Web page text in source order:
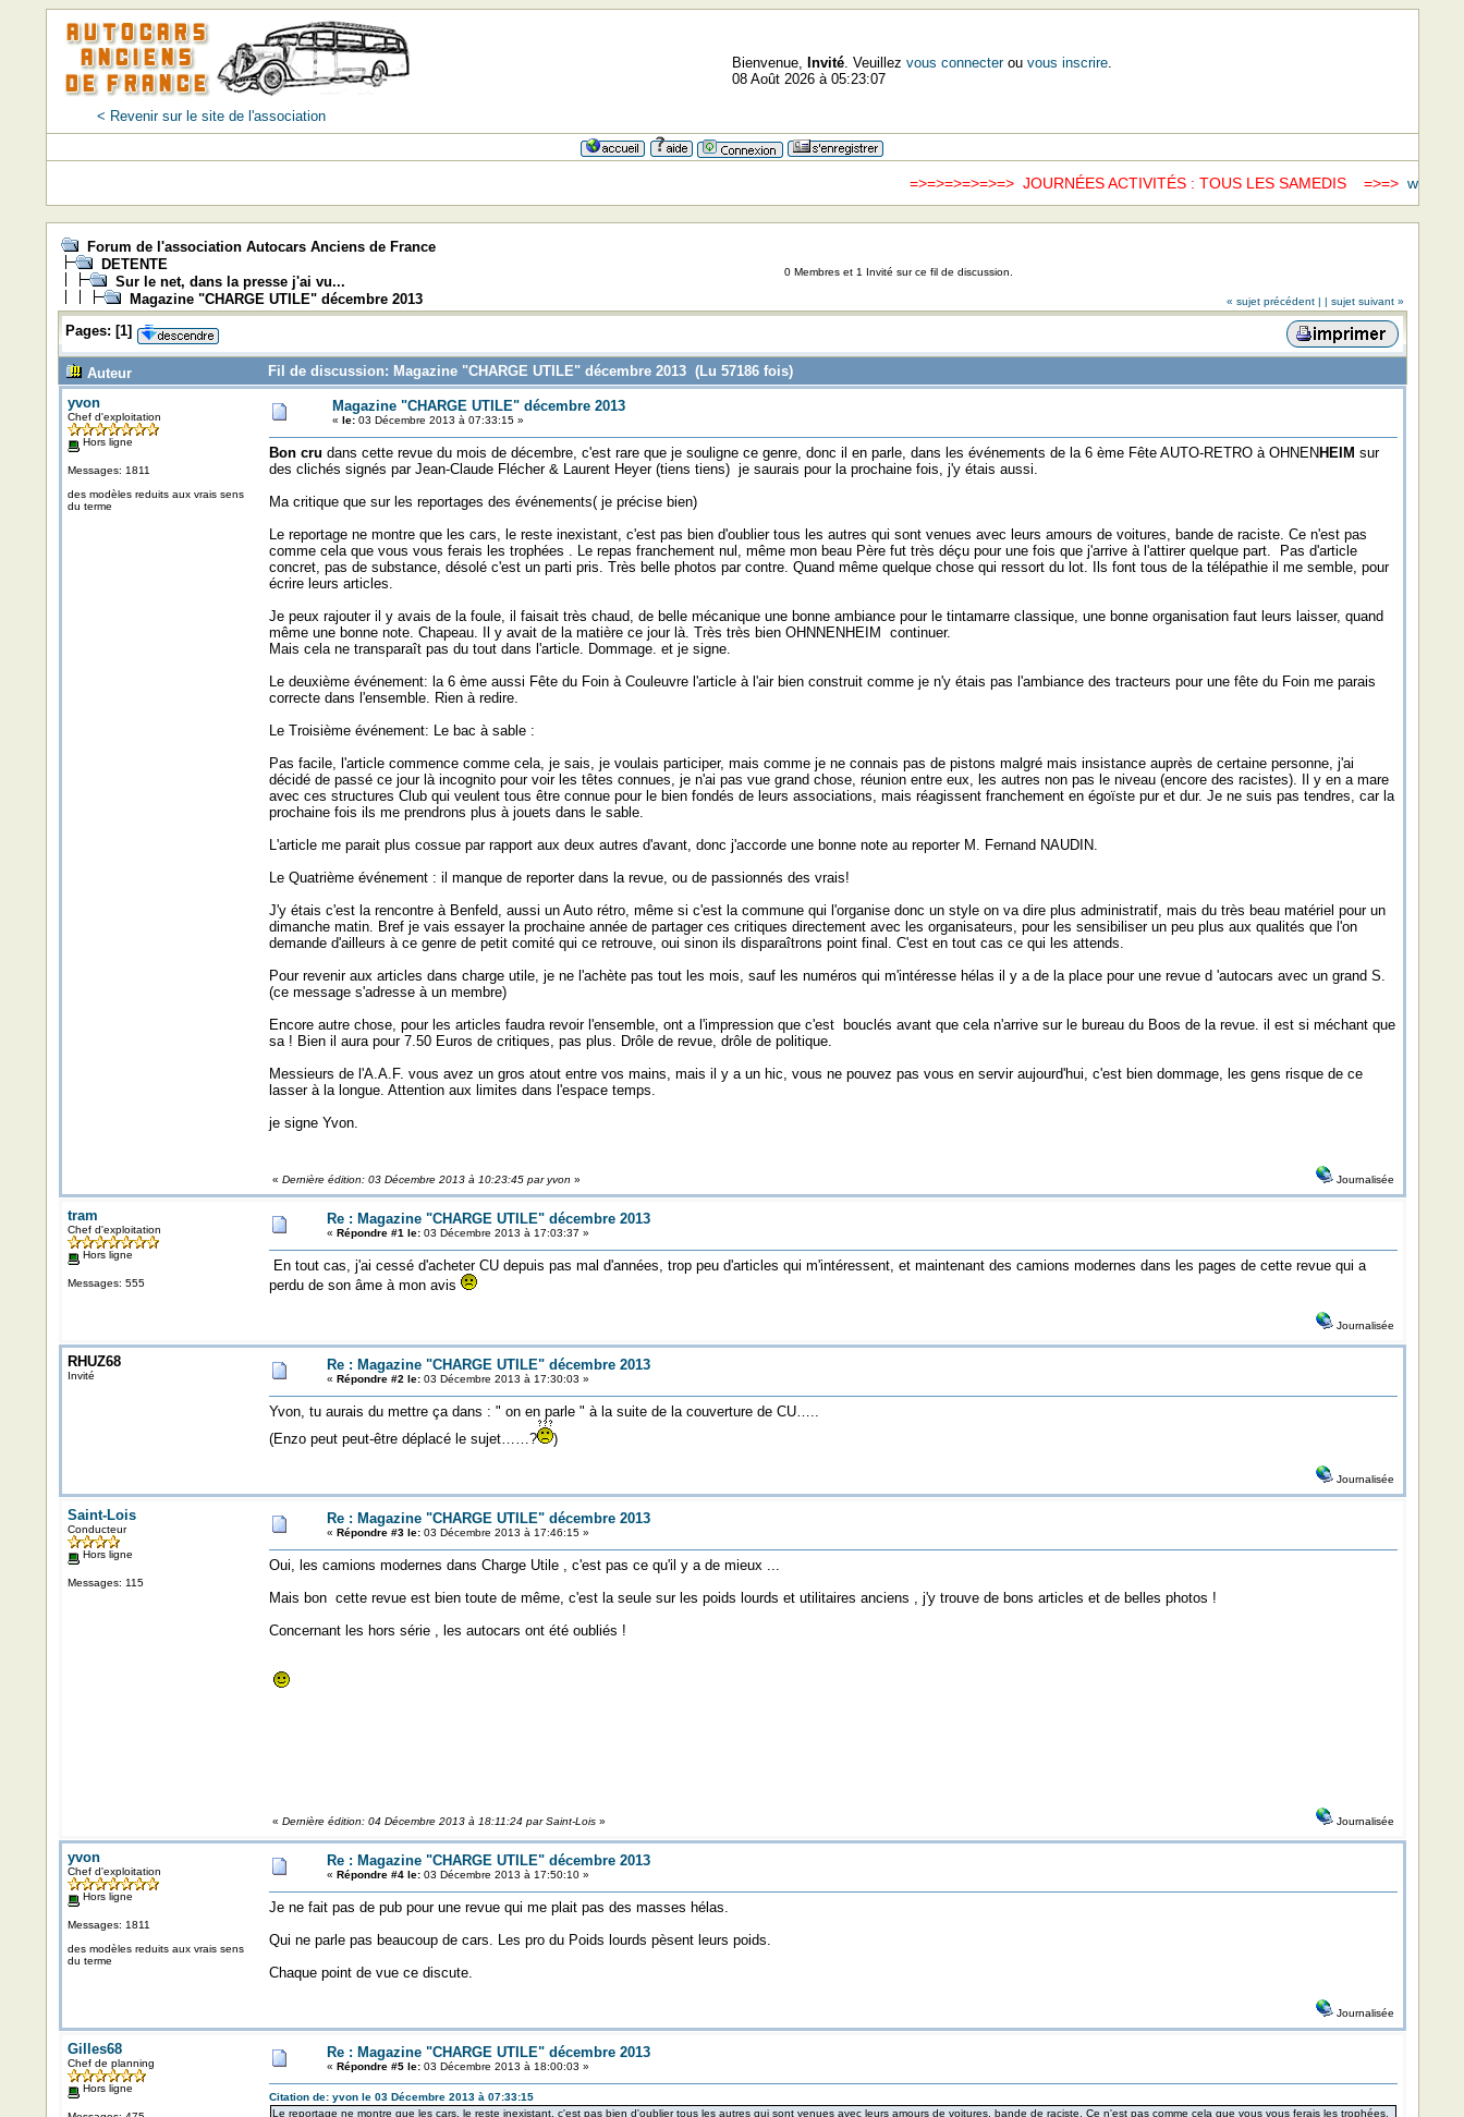
< Revenir sur le site de l'association
Bienvenue, Invité. Veuillez vous connecterou vous inscrire.
08 Août 2026 à 05:23:07
=>=>=>=>=>=> JOURNÉES ACTIVITÉS : TOUS LES SAMEDIS =>=>www.fondation-
Forum de l'association Autocars Anciens de France
DETENTE
Sur le net, dans la presse j'ai vu...
Magazine "CHARGE UTILE" décembre 2013
0 Membres et 1 Invité sur ce fil de discussion.
« sujet précédent | | sujet suivant »
Pages: [1]
Auteur
Fil de discussion: Magazine "CHARGE UTILE" décembre 2013 (Lu 57186 fois)
yvon
Chef d'exploitation
Hors ligne
Messages: 1811
des modèles reduits aux vrais sens
du terme
Magazine "CHARGE UTILE" décembre 2013
« le:03 Décembre 2013 à 07:33:15 »
Bon cru dans cette revue du mois de décembre, c'est rare que je souligne ce genre, donc il en parle, dans les événements de la 6 ème Fête AUTO-RETRO à OHNEN HEIM sur
des clichés signés par Jean-Claude Flécher & Laurent Heyer (tiens tiens) je saurais pour la prochaine fois, j'y étais aussi.
Ma critique que sur les reportages des événements( je précise bien)
Le reportage ne montre que les cars, le reste inexistant, c'est pas bien d'oublier tous les autres qui sont venues avec leurs amours de voitures, bande de raciste. Ce n'est pas
comme cela que vous vous ferais les trophées . Le repas franchement nul, même mon beau Père fut très déçu pour une fois que j'arrive à l'attirer quelque part. Pas d'article
concret, pas de substance, désolé c'est un parti pris. Très belle photos par contre. Quand même quelque chose qui ressort du lot. Ils font tous de la télépathie il me semble, pour
écrire leurs articles.
Je peux rajouter il y avais de la foule, il faisait très chaud, de belle mécanique une bonne ambiance pour le tintamarre classique, une bonne organisation faut leurs laisser, quand
même une bonne note. Chapeau. Il y avait de la matière ce jour là. Très très bien OHNNENHEIM continuer.
Mais cela ne transparaît pas du tout dans l'article. Dommage. et je signe.
Le deuxième événement: la 6 ème aussi Fête du Foin à Couleuvre l'article à l'air bien construit comme je n'y étais pas l'ambiance des tracteurs pour une fête du Foin me parais
correcte dans l'ensemble. Rien à redire.
Le Troisième événement: Le bac à sable :
Pas facile, l'article commence comme cela, je sais, je voulais participer, mais comme je ne connais pas de pistons malgré mais insistance auprès de certaine personne, j'ai
décidé de passé ce jour là incognito pour voir les têtes connues, je n'ai pas vue grand chose, réunion entre eux, les autres non pas le niveau (encore des racistes). Il y en a mare
avec ces structures Club qui veulent tous être connue pour le bien fondés de leurs associations, mais réagissent franchement en égoïste pur et dur. Je ne suis pas tendres, car la
prochaine fois ils me prendrons plus à jouets dans le sable.
L'article me parait plus cossue par rapport aux deux autres d'avant, donc j'accorde une bonne note au reporter M. Fernand NAUDIN.
Le Quatrième événement : il manque de reporter dans la revue, ou de passionnés des vrais!
J'y étais c'est la rencontre à Benfeld, aussi un Auto rétro, même si c'est la commune qui l'organise donc un style on va dire plus administratif, mais du très beau matériel pour un
dimanche matin. Bref je vais essayer la prochaine année de partager ces critiques directement avec les organisateurs, pour les sensibiliser un peu plus aux qualités que l'on
demande d'ailleurs à ce genre de petit comité qui ce retrouve, oui sinon ils disparaîtrons point final. C'est en tout cas ce qui les attends.
Pour revenir aux articles dans charge utile, je ne l'achète pas tout les mois, sauf les numéros qui m'intéresse hélas il y a de la place pour une revue d 'autocars avec un grand S.
(ce message s'adresse à un membre)
Encore autre chose, pour les articles faudra revoir l'ensemble, ont a l'impression que c'est bouclés avant que cela n'arrive sur le bureau du Boos de la revue. il est si méchant que
sa ! Bien il aura pour 7.50 Euros de critiques, pas plus. Drôle de revue, drôle de politique.
Messieurs de l'A.A.F. vous avez un gros atout entre vos mains, mais il y a un hic, vous ne pouvez pas vous en servir aujourd'hui, c'est bien dommage, les gens risque de ce
lasser à la longue. Attention aux limites dans l'espace temps.
je signe Yvon.
« Dernière édition: 03 Décembre 2013 à 10:23:45 par yvon » Journalisée
tram
Chef d'exploitation
Hors ligne
Messages: 555
Re : Magazine "CHARGE UTILE" décembre 2013
« Répondre #1 le:03 Décembre 2013 à 17:03:37 »
En tout cas, j'ai cessé d'acheter CU depuis pas mal d'années, trop peu d'articles qui m'intéressent, et maintenant des camions modernes dans les pages de cette revue qui a
perdu de son âme à mon avis
Journalisée
RHUZ68
Invité
Re : Magazine "CHARGE UTILE" décembre 2013
« Répondre #2 le:03 Décembre 2013 à 17:30:03 »
Yvon, tu aurais du mettre ça dans : " on en parle " à la suite de la couverture de CU…..
(Enzo peut peut-être déplacé le sujet……?
)
Journalisée
Saint-Lois
Conducteur
Hors ligne
Messages: 115
Re : Magazine "CHARGE UTILE" décembre 2013
« Répondre #3 le:03 Décembre 2013 à 17:46:15 »
Oui, les camions modernes dans Charge Utile , c'est pas ce qu'il y a de mieux ...
Mais bon cette revue est bien toute de même, c'est la seule sur les poids lourds et utilitaires anciens , j'y trouve de bons articles et de belles photos !
Concernant les hors série , les autocars ont été oubliés !
« Dernière édition: 04 Décembre 2013 à 18:11:24 par Saint-Lois» Journalisée
yvon
Chef d'exploitation
Hors ligne
Messages: 1811
des modèles reduits aux vrais sens
du terme
Re : Magazine "CHARGE UTILE" décembre 2013
« Répondre #4 le:03 Décembre 2013 à 17:50:10 »
Je ne fait pas de pub pour une revue qui me plait pas des masses hélas.
Qui ne parle pas beaucoup de cars. Les pro du Poids lourds pèsent leurs poids.
Chaque point de vue ce discute.
Journalisée
Gilles68
Chef de planning
Hors ligne
Re : Magazine "CHARGE UTILE" décembre 2013
« Répondre #5 le:03 Décembre 2013 à 18:00:03 »
Citation de: yvon le 03 Décembre 2013 à 07:33:15
Le reportage ne montre que les cars, le reste inexistant, c'est pas bien d'oublier tous les autres qui sont venues avec leurs amours de voitures, bande de raciste. Ce n'est pas comme cela que vous vous ferais les trophées.